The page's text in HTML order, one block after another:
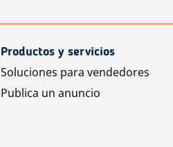
Productos y servicios
Soluciones para vendedores
Publica un anuncio